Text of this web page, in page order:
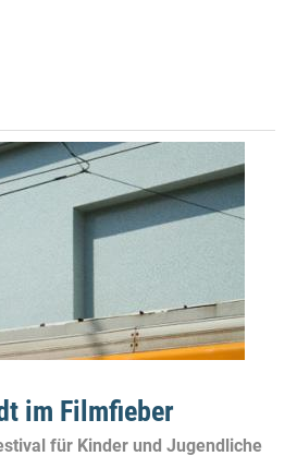
im Filmfieber
für Kinder und Jugendliche